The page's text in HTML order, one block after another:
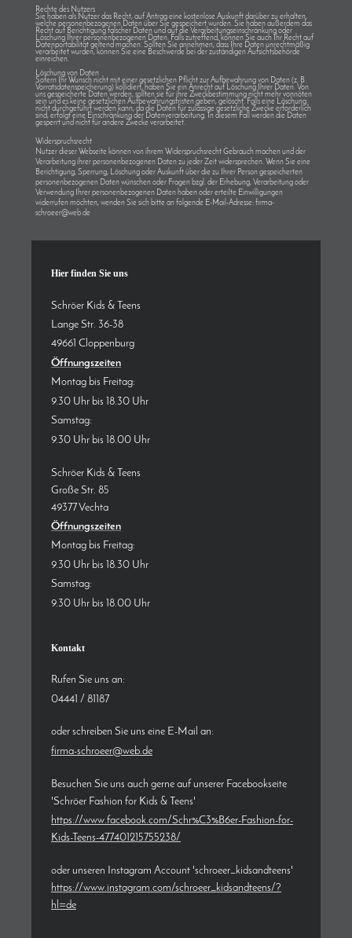
Rechte des Nutzers
Sie haben als Nutzer das Recht, auf Antrag eine kostenlose Auskunft darüber zu erhalten,
welche personenbezogenen Daten über Sie gespeichert wurden. Sie haben außerdem das
Recht auf Berichtigung falscher Daten und auf die Verarbeitungseinschränkung oder
Löschung Ihrer personenbezogenen Daten. Falls zutreffend, können Sie auch Ihr Recht auf
Datenportabilität geltend machen. Sollten Sie annehmen, dass Ihre Daten unrechtmäßig
verarbeitet wurden, können Sie eine Beschwerde bei der zuständigen Aufsichtsbehörde
einreichen.
Löschung von Daten
Sofern Ihr Wunsch nicht mit einer gesetzlichen Pflicht zur Aufbewahrung von Daten (z. B.
Vorratsdatenspeicherung) kollidiert, haben Sie ein Anrecht auf Löschung Ihrer Daten. Von
uns gespeicherte Daten werden, sollten sie für ihre Zweckbestimmung nicht mehr vonnöten
sein und es keine gesetzlichen Aufbewahrungsfristen geben, gelöscht. Falls eine Löschung
nicht durchgeführt werden kann, da die Daten für zulässige gesetzliche Zwecke erforderlich
sind, erfolgt eine Einschränkung der Datenverarbeitung. In diesem Fall werden die Daten
gesperrt und nicht für andere Zwecke verarbeitet.
Widerspruchsrecht
Nutzer dieser Webseite können von ihrem Widerspruchsrecht Gebrauch machen und der
Verarbeitung ihrer personenbezogenen Daten zu jeder Zeit widersprechen. Wenn Sie eine
Berichtigung, Sperrung, Löschung oder Auskunft über die zu Ihrer Person gespeicherten
personenbezogenen Daten wünschen oder Fragen bzgl. der Erhebung, Verarbeitung oder
Verwendung Ihrer personenbezogenen Daten haben oder erteilte Einwilligungen
widerrufen möchten, wenden Sie sich bitte an folgende E-Mail-Adresse: firma-
schroeer@web.de
Hier finden Sie uns
Schröer Kids & Teens
Lange Str. 36-38
49661 Cloppenburg
Öffnungszeiten
Montag bis Freitag:
9.30 Uhr bis 18.30 Uhr
Samstag:
9.30 Uhr bis 18.00 Uhr
Schröer Kids & Teens
Große Str. 85
49377 Vechta
Öffnungszeiten
Montag bis Freitag:
9.30 Uhr bis 18.30 Uhr
Samstag:
9.30 Uhr bis 18.00 Uhr
Kontakt
Rufen Sie uns an:
04441 / 81187
oder schreiben Sie uns eine E-Mail an:
firma-schroeer@web.de
Besuchen Sie uns auch gerne auf unserer Facebookseite
'Schröer Fashion for Kids & Teens'
https://www.facebook.com/Schr%C3%B6er-Fashion-for-
Kids-Teens-477401215755238/
oder unseren Instagram Account 'schroeer_kidsandteens'
https://www.instagram.com/schroeer_kidsandteens/?
hl=de